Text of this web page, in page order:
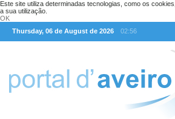
Este site utiliza determinadas tecnologias, como os
a sua utilização.
OK
Thursday, 06 de August de 2026
02:56